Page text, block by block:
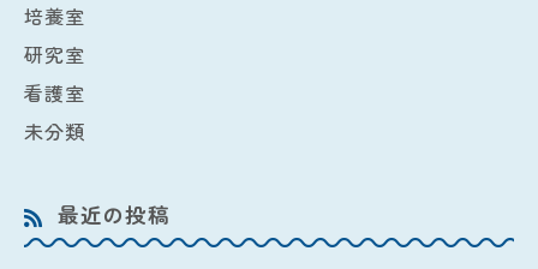
培養室
研究室
看護室
未分類
最近の投稿